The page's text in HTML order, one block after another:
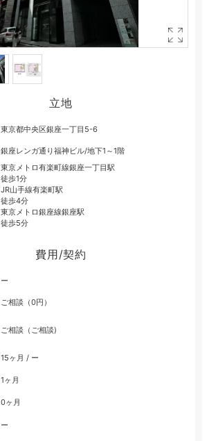
立地
東京都中央区銀座一丁目5-6
銀座レンガ通り福神ビル/地下1～1階
東京メトロ有楽町線銀座一丁目駅
徒歩1分
JR山手線有楽町駅
徒歩4分
東京メトロ銀座線銀座駅
徒歩5分
費用/契約
ー
ご相談（0円）
ご相談（ご相談)
15ヶ月 / ー
1ヶ月
0ヶ月
ー